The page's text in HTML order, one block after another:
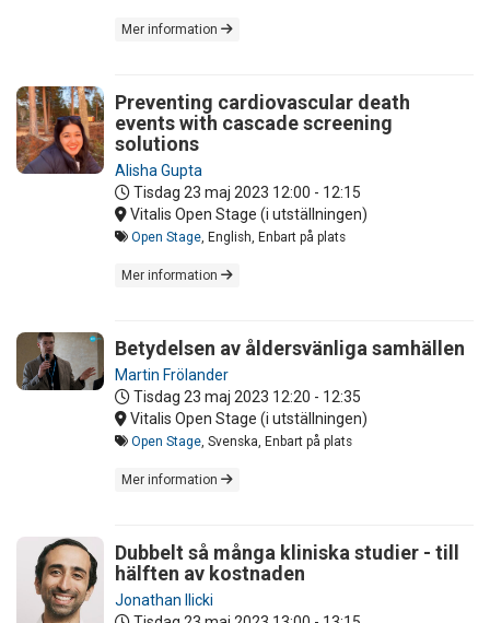
Mer information
Preventing cardiovascular death
events with cascade screening
solutions
Alisha Gupta
Tisdag 23 maj 2023 12:00 - 12:15
Vitalis Open Stage (i utställningen)
Open Stage , English, Enbart på plats
Mer information
Betydelsen av åldersvänliga samhällen
Martin Frölander
Tisdag 23 maj 2023 12:20 - 12:35
Vitalis Open Stage (i utställningen)
Open Stage , Svenska, Enbart på plats
Mer information
Dubbelt så många kliniska studier - till
hälften av kostnaden
Jonathan Ilicki